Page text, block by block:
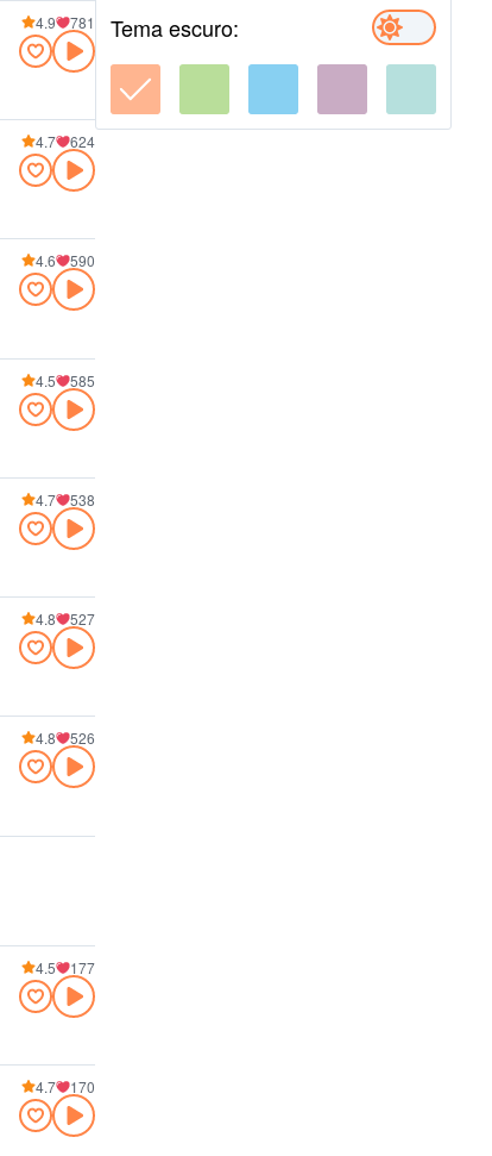
4.9 781
4.7 624
4.6 590
4.5 585
4.7 538
4.8 527
4.8 526
4.5 177
4.7 170
Tema escuro: